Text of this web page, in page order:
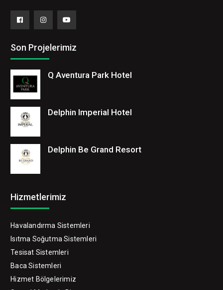
Son Projelerimiz
Q Aventura Park Hotel
Delphin Imperial Hotel
Delphin Be Grand Resort
Hizmetlerimiz
Havalandırma Sistemleri
Isıtma Soğutma Sistemleri
Tesisat Sistemleri
Baca Sistemleri
Hizmet Bölgelerimiz